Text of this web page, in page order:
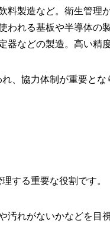
料製造など。衛生管理
われる基板や半導体の
器などの製造。高い精
、協力体制が重要と
する重要な役割です。
汚れがないかなどを目